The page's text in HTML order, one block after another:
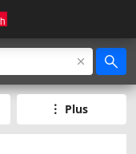
Plus